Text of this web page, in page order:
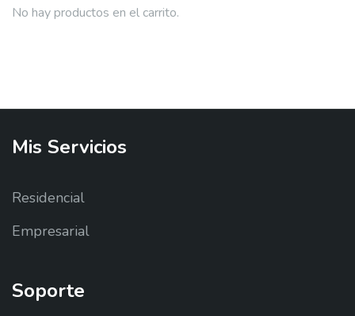
No hay productos en el carrito.
Mis Servicios
Residencial
Empresarial
Soporte